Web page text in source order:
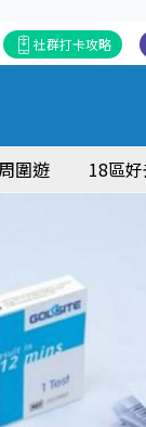
社群打卡攻略
圍遊 18區